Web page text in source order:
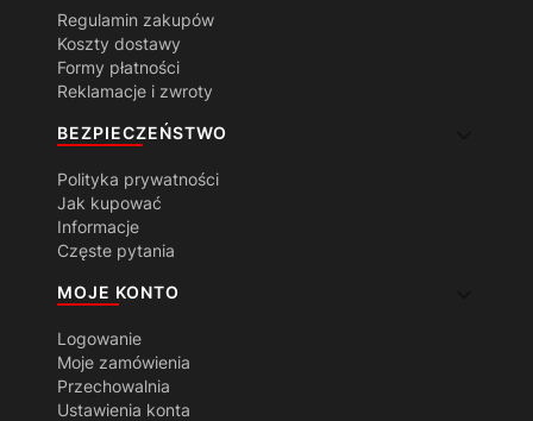
Regulamin zakupów
Koszty dostawy
Formy płatności
Reklamacje i zwroty
BEZPIECZEŃSTWO
Polityka prywatności
Jak kupować
Informacje
Częste pytania
MOJE KONTO
Logowanie
Moje zamówienia
Przechowalnia
Ustawienia konta